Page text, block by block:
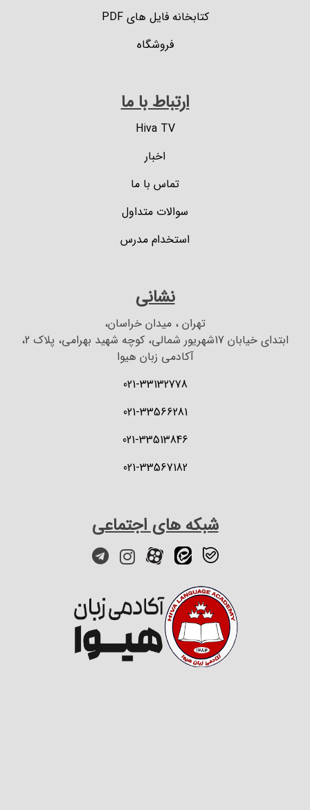
کتابخانه فایل های PDF
فروشگاه
ارتباط با ما
Hiva TV
اخبار
تماس با ما
سوالات متداول
استخدام مدرس
نشانی
تهران ، میدان خراسان،
ابتدای خیابان 17شهریور شمالی، کوچه شهید بهرامی، پلاک 2،
آکادمی زبان هیوا
021-33132778
021-33566281
021-33513846
021-33567182
شبکه های اجتماعی